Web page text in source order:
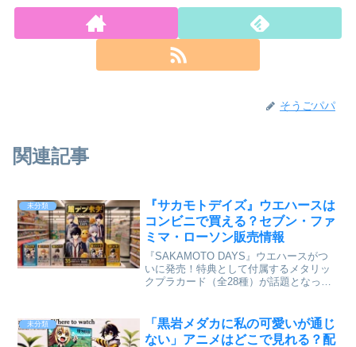
そうごパパ
関連記事
未分類
『サカモトデイズ』ウエハースは
コンビニで買える？セブン・ファ
ミマ・ローソン販売情報
『SAKAMOTO DAYS』ウエハースがつ
いに発売！特典として付属するメタリッ
クプラカード（全28種）が話題となって
は？」と気になっている方も多いはず。
本記事では、ウ...
未分類
「黒岩メダカに私の可愛いが通じ
ない」アニメはどこで見れる？配